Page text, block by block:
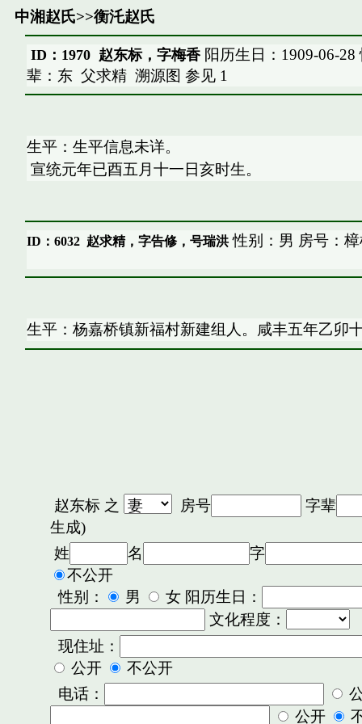
中湘赵氏>>衡汑赵氏
ID：1970 赵东标，字梅香阳历生日：1909-06-28
辈：东 父求精 溯源图 参见 1
生平：生平信息未详。
宣统元年已酉五月十一日亥时生。
ID：6032 赵求精，字告修，号瑞洪性别：男 房号：
生平：杨嘉桥镇新福村新建组人。咸丰五年乙卯
赵东标之 房号
字辈
生成)
姓
名
字
不公开
性别：
男
女 阳历生日：
文化程度：
现住址：
公开
不公开
电话：
公开